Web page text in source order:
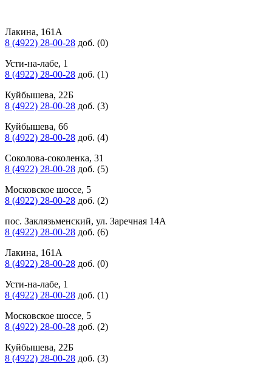
Лакина, 161А
8 (4922) 28-00-28 доб. (0)
Усти-на-лабе, 1
8 (4922) 28-00-28 доб. (1)
Куйбышева, 22Б
8 (4922) 28-00-28 доб. (3)
Куйбышева, 66
8 (4922) 28-00-28 доб. (4)
Соколова-соколенка, 31
8 (4922) 28-00-28 доб. (5)
Московское шоссе, 5
8 (4922) 28-00-28 доб. (2)
пос. Заклязьменский, ул. Заречная 14А
8 (4922) 28-00-28 доб. (6)
Лакина, 161А
8 (4922) 28-00-28 доб. (0)
Усти-на-лабе, 1
8 (4922) 28-00-28 доб. (1)
Московское шоссе, 5
8 (4922) 28-00-28 доб. (2)
Куйбышева, 22Б
8 (4922) 28-00-28 доб. (3)